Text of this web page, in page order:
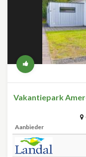
Vakantiepark
Aanbieder